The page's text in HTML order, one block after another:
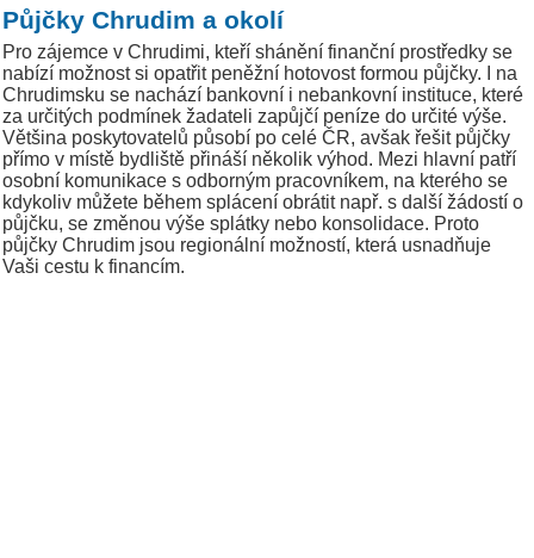
Půjčky Chrudim a okolí
Pro zájemce v Chrudimi, kteří shánění finanční prostředky se
nabízí možnost si opatřit peněžní hotovost formou půjčky. I na
Chrudimsku se nachází bankovní i nebankovní instituce, které
za určitých podmínek žadateli zapůjčí peníze do určité výše.
Většina poskytovatelů působí po celé ČR, avšak řešit půjčky
přímo v místě bydliště přináší několik výhod. Mezi hlavní patří
osobní komunikace s odborným pracovníkem, na kterého se
kdykoliv můžete během splácení obrátit např. s další žádostí o
půjčku, se změnou výše splátky nebo konsolidace. Proto
půjčky Chrudim jsou regionální možností, která usnadňuje
Vaši cestu k financím.